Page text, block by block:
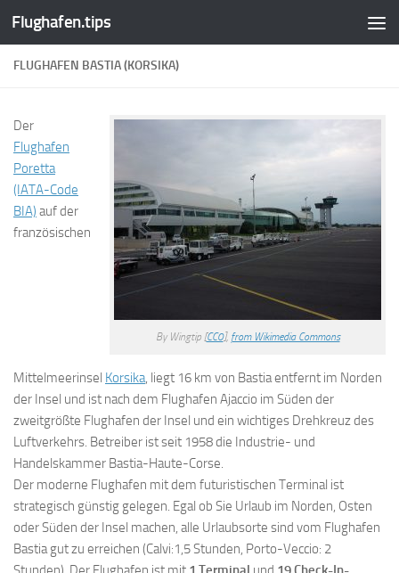
Zum Inhalt springen
Flughafen.tips
FLUGHAFEN BASTIA (KORSIKA)
By Wingtip [CC0], from Wikimedia Commons
Der
Flughafen
Poretta
(IATA-Code
BIA) auf der
französischen
Mittelmeerinsel Korsika, liegt 16 km von Bastia entfernt im Norden
der Insel und ist nach dem Flughafen Ajaccio im Süden der
zweitgrößte Flughafen der Insel und ein wichtiges Drehkreuz des
Luftverkehrs. Betreiber ist seit 1958 die Industrie- und
Handelskammer Bastia-Haute-Corse.
Der moderne Flughafen mit dem futuristischen Terminal ist
strategisch günstig gelegen. Egal ob Sie Urlaub im Norden, Osten
oder Süden der Insel machen, alle Urlaubsorte sind vom Flughafen
Bastia gut zu erreichen (Calvi:1,5 Stunden, Porto-Veccio: 2